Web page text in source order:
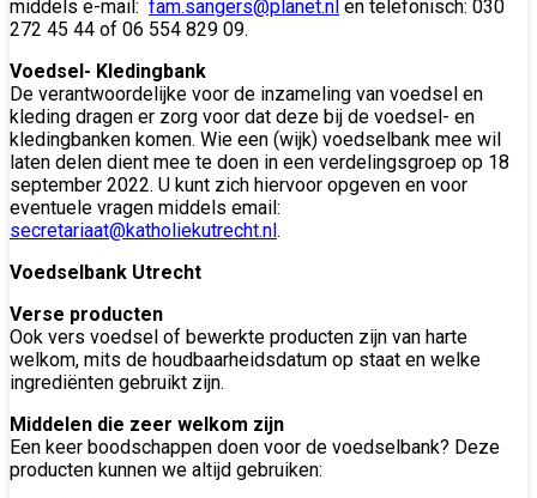
middels e-mail: fam.sangers@planet.nl en telefonisch: 030
272 45 44 of 06 554 829 09.
Voedsel- Kledingbank
De verantwoordelijke voor de inzameling van voedsel en
kleding dragen er zorg voor dat deze bij de voedsel- en
kledingbanken komen. Wie een (wijk) voedselbank mee wil
laten delen dient mee te doen in een verdelingsgroep op 18
september 2022. U kunt zich hiervoor opgeven en voor
eventuele vragen middels email:
secretariaat@katholiekutrecht.nl.
Voedselbank Utrecht
Verse producten
Ook vers voedsel of bewerkte producten zijn van harte
welkom, mits de houdbaarheidsdatum op staat en welke
ingrediënten gebruikt zijn.
Middelen die zeer welkom zijn
Een keer boodschappen doen voor de voedselbank? Deze
producten kunnen we altijd gebruiken: